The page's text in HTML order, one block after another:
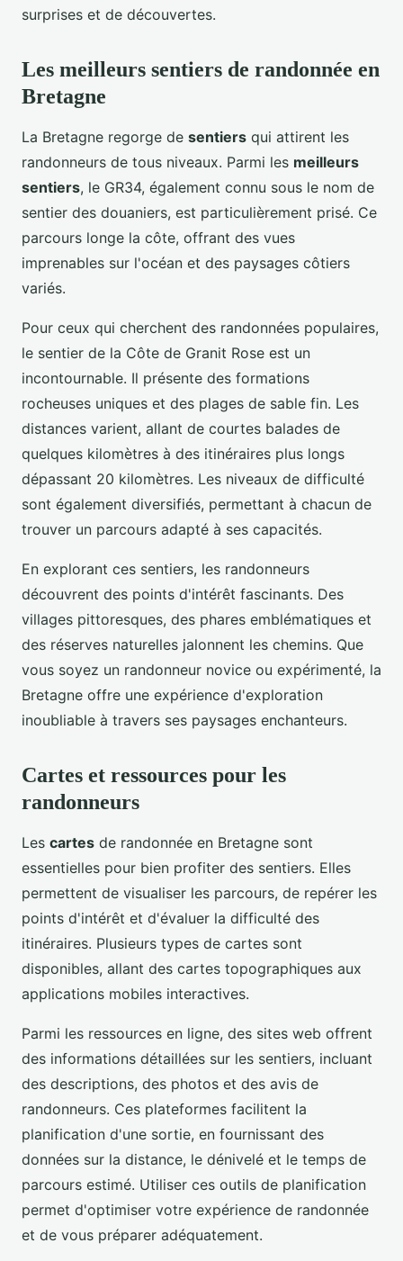
surprises et de découvertes.
Les meilleurs sentiers de randonnée en
Bretagne
La Bretagne regorge de sentiers qui attirent les
randonneurs de tous niveaux. Parmi les meilleurs
sentiers, le GR34, également connu sous le nom de
sentier des douaniers, est particulièrement prisé. Ce
parcours longe la côte, offrant des vues
imprenables sur l'océan et des paysages côtiers
variés.
Pour ceux qui cherchent des randonnées populaires,
le sentier de la Côte de Granit Rose est un
incontournable. Il présente des formations
rocheuses uniques et des plages de sable fin. Les
distances varient, allant de courtes balades de
quelques kilomètres à des itinéraires plus longs
dépassant 20 kilomètres. Les niveaux de difficulté
sont également diversifiés, permettant à chacun de
trouver un parcours adapté à ses capacités.
En explorant ces sentiers, les randonneurs
découvrent des points d'intérêt fascinants. Des
villages pittoresques, des phares emblématiques et
des réserves naturelles jalonnent les chemins. Que
vous soyez un randonneur novice ou expérimenté, la
Bretagne offre une expérience d'exploration
inoubliable à travers ses paysages enchanteurs.
Cartes et ressources pour les
randonneurs
Les cartes de randonnée en Bretagne sont
essentielles pour bien profiter des sentiers. Elles
permettent de visualiser les parcours, de repérer les
points d'intérêt et d'évaluer la difficulté des
itinéraires. Plusieurs types de cartes sont
disponibles, allant des cartes topographiques aux
applications mobiles interactives.
Parmi les ressources en ligne, des sites web offrent
des informations détaillées sur les sentiers, incluant
des descriptions, des photos et des avis de
randonneurs. Ces plateformes facilitent la
planification d'une sortie, en fournissant des
données sur la distance, le dénivelé et le temps de
parcours estimé. Utiliser ces outils de planification
permet d'optimiser votre expérience de randonnée
et de vous préparer adéquatement.